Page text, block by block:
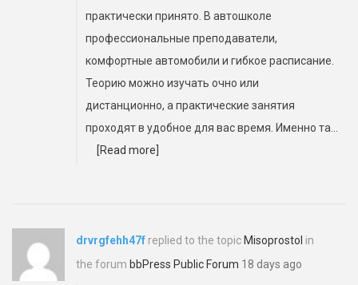
практически принято. В автошколе
профессиональные преподаватели,
комфортные автомобили и гибкое расписание.
Теорию можно изучать очно или
дистанционно, а практические занятия
проходят в удобное для вас время. Именно та…
[Read more]
drvrgfehh47f replied to the topic Misoprostol in
the forum bbPress Public Forum 18 days ago